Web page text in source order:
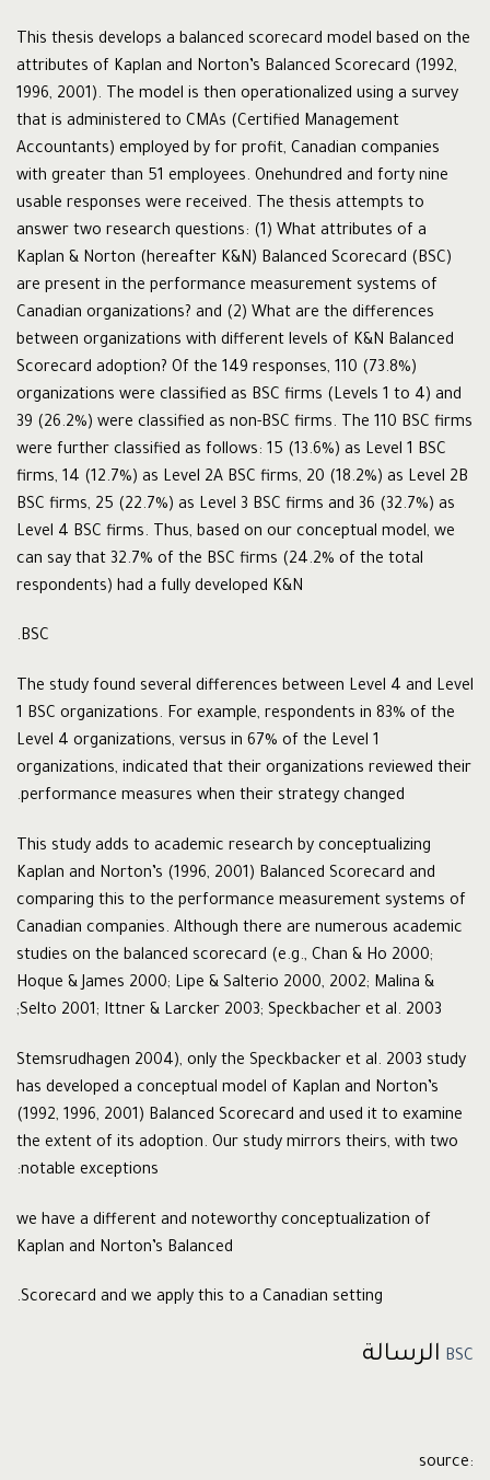
This thesis develops a balanced scorecard model based on the
attributes of Kaplan and Norton’s Balanced Scorecard (1992,
1996, 2001). The model is then operationalized using a survey
that is administered to CMAs (Certified Management
Accountants) employed by for profit, Canadian companies
with greater than 51 employees. Onehundred and forty nine
usable responses were received. The thesis attempts to
answer two research questions: (1) What attributes of a
Kaplan & Norton (hereafter K&N) Balanced Scorecard (BSC)
are present in the performance measurement systems of
Canadian organizations? and (2) What are the differences
between organizations with different levels of K&N Balanced
Scorecard adoption? Of the 149 responses, 110 (73.8%)
organizations were classified as BSC firms (Levels 1 to 4) and
39 (26.2%) were classified as non-BSC firms. The 110 BSC firms
were further classified as follows: 15 (13.6%) as Level 1 BSC
firms, 14 (12.7%) as Level 2A BSC firms, 20 (18.2%) as Level 2B
BSC firms, 25 (22.7%) as Level 3 BSC firms and 36 (32.7%) as
Level 4 BSC firms. Thus, based on our conceptual model, we
can say that 32.7% of the BSC firms (24.2% of the total
respondents) had a fully developed K&N
BSC.
The study found several differences between Level 4 and Level
1 BSC organizations. For example, respondents in 83% of the
Level 4 organizations, versus in 67% of the Level 1
organizations, indicated that their organizations reviewed their
performance measures when their strategy changed.
This study adds to academic research by conceptualizing
Kaplan and Norton’s (1996, 2001) Balanced Scorecard and
comparing this to the performance measurement systems of
Canadian companies. Although there are numerous academic
studies on the balanced scorecard (e.g., Chan & Ho 2000;
Hoque & James 2000; Lipe & Salterio 2000, 2002; Malina &
Selto 2001; Ittner & Larcker 2003; Speckbacher et al. 2003;
Stemsrudhagen 2004), only the Speckbacker et al. 2003 study
has developed a conceptual model of Kaplan and Norton’s
(1992, 1996, 2001) Balanced Scorecard and used it to examine
the extent of its adoption. Our study mirrors theirs, with two
notable exceptions:
we have a different and noteworthy conceptualization of
Kaplan and Norton’s Balanced
Scorecard and we apply this to a Canadian setting.
BSC الرسالة
source: